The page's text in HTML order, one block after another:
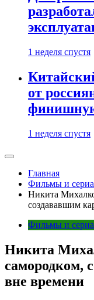
1 неделя спустя
от
1 неделя спустя
Главная
Фильмы и
Никита
создававшим
Фильмы и
Никита
самородком,
вне времени